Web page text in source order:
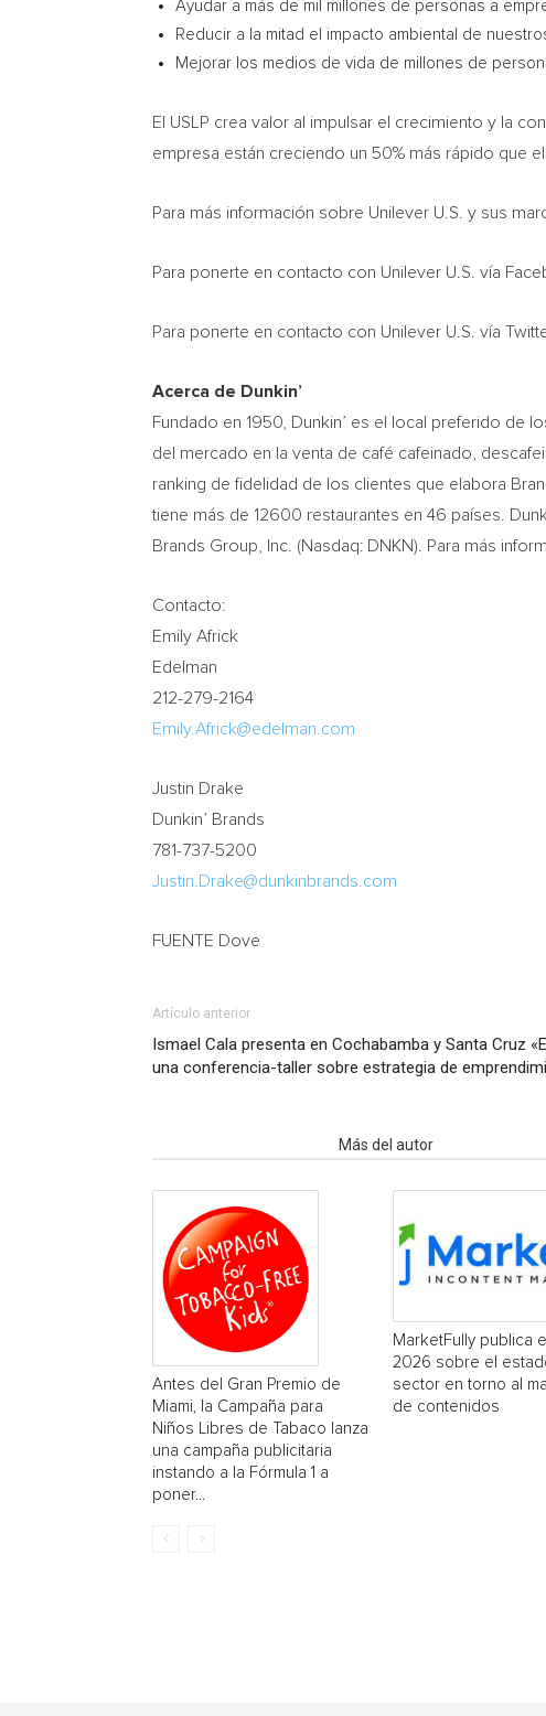
Ayudar a más de mil millones de personas a
Reducir a la mitad el impacto ambiental de
Mejorar los medios de vida de millones de
El USLP crea valor al impulsar el crecimiento y la
empresa están creciendo un 50% más rápido que
Para más información sobre Unilever U.S. y sus
Para ponerte en contacto con Unilever U.S. vía
Para ponerte en contacto con Unilever U.S. vía
Acerca de Dunkin’
Fundado en 1950, Dunkin’ es el local preferido de
del mercado en la venta de café cafeinado,
ranking de fidelidad de los clientes que elabora
tiene más de 12600 restaurantes en 46 países.
Brands Group, Inc. (Nasdaq: DNKN). Para más
Contacto:
Emily Africk
Edelman
212-279-2164
Emily.Africk@edelman.com
Justin Drake
Dunkin’ Brands
781-737-5200
Justin.Drake@dunkinbrands.com
FUENTE Dove
Artículo anterior
Ismael Cala presenta en Cochabamba y Santa Cruz
una conferencia-taller sobre estrategia de
Más del autor
Antes del Gran Premio de
Miami, la Campaña para
Niños Libres de Tabaco lanza
una campaña publicitaria
instando a la Fórmula 1 a
poner...
MarketFully publica
2026 sobre el
sector en torno al
de contenidos